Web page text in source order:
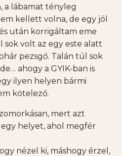
a lábamat tényleg
kellett volna, de egy jól
után korrigáltam eme
sok volt az egy este alatt
pezsgő. Talán túl sok
ahogy a GYIK-ban is
ilyen helyen bármi
kötelező.
mert azt
helyet, ahol megfér
nézel ki, máshogy érzel,